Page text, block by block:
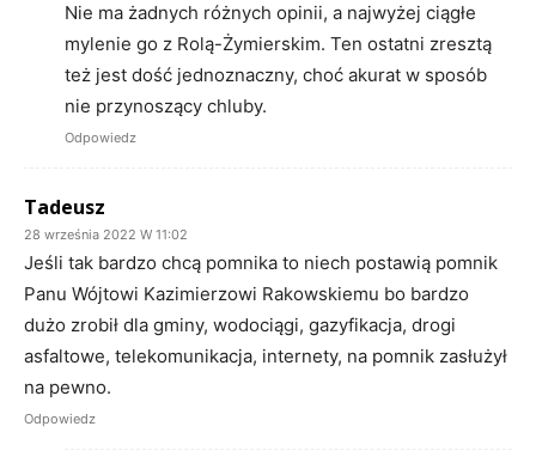
Nie ma żadnych różnych opinii, a najwyżej ciągłe
mylenie go z Rolą-Żymierskim. Ten ostatni zresztą
też jest dość jednoznaczny, choć akurat w sposób
nie przynoszący chluby.
Odpowiedz
Tadeusz
28 września 2022 W 11:02
Jeśli tak bardzo chcą pomnika to niech postawią pomnik
Panu Wójtowi Kazimierzowi Rakowskiemu bo bardzo
dużo zrobił dla gminy, wodociągi, gazyfikacja, drogi
asfaltowe, telekomunikacja, internety, na pomnik zasłużył
na pewno.
Odpowiedz